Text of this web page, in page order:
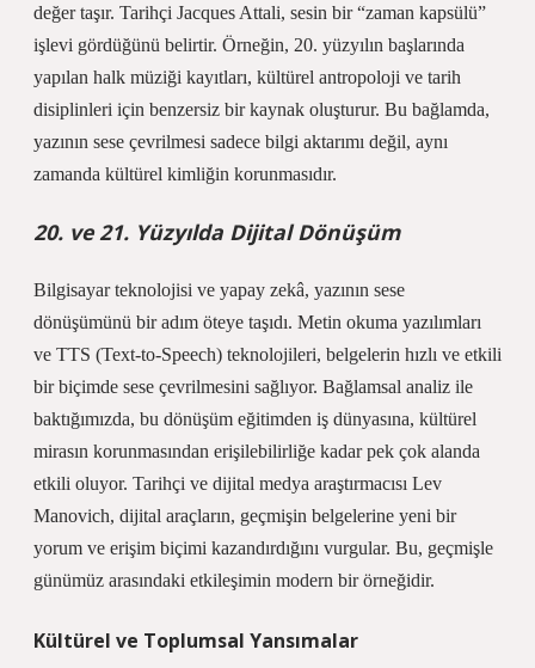
değer taşır. Tarihçi Jacques Attali, sesin bir “zaman kapsülü”
işlevi gördüğünü belirtir. Örneğin, 20. yüzyılın başlarında
yapılan halk müziği kayıtları, kültürel antropoloji ve tarih
disiplinleri için benzersiz bir kaynak oluşturur. Bu bağlamda,
yazının sese çevrilmesi sadece bilgi aktarımı değil, aynı
zamanda kültürel kimliğin korunmasıdır.
20. ve 21. Yüzyılda Dijital Dönüşüm
Bilgisayar teknolojisi ve yapay zekâ, yazının sese
dönüşümünü bir adım öteye taşıdı. Metin okuma yazılımları
ve TTS (Text-to-Speech) teknolojileri, belgelerin hızlı ve etkili
bir biçimde sese çevrilmesini sağlıyor. Bağlamsal analiz ile
baktığımızda, bu dönüşüm eğitimden iş dünyasına, kültürel
mirasın korunmasından erişilebilirliğe kadar pek çok alanda
etkili oluyor. Tarihçi ve dijital medya araştırmacısı Lev
Manovich, dijital araçların, geçmişin belgelerine yeni bir
yorum ve erişim biçimi kazandırdığını vurgular. Bu, geçmişle
günümüz arasındaki etkileşimin modern bir örneğidir.
Kültürel ve Toplumsal Yansımalar